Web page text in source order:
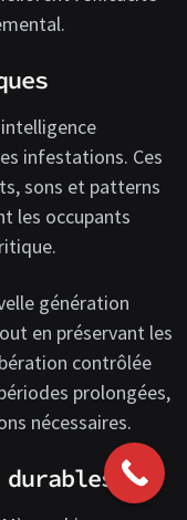
infestations. Ces
sons et patterns
les occupants
génération
en préservant les
contrôlée
prolongées,
nécessaires.